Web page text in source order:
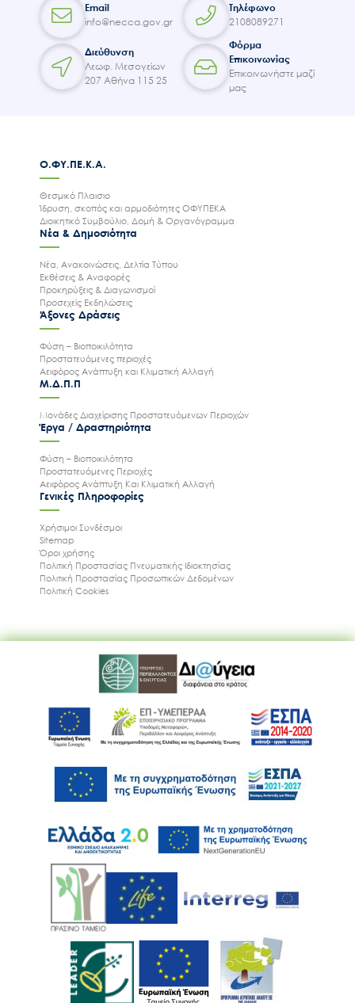
Email
info@necca.gov.gr
Τηλέφωνο
2108089271
Διεύθυνση
Λεωφ. Μεσογείων
207 Αθήνα 115 25
Φόρμα
Επικοινωνίας
Επικοινωνήστε μαζί
μας
Ο.ΦΥ.ΠΕ.Κ.Α.
Θεσμικό Πλαισιο
Ίδρυση, σκοπός και αρμοδιότητες ΟΦΥΠΕΚΑ
Διοικητικό Συμβούλιο, Δομή & Οργανόγραμμα
Νέα & Δημοσιότητα
Νέα, Ανακοινώσεις, Δελτία Τύπου
Εκθέσεις & Αναφορές
Προκηρύξεις & Διαγωνισμοί
Προσεχείς Εκδηλώσεις
Άξονες Δράσεις
Φύση – Βιοποικιλότητα
Προστατευόμενες περιοχές
Αειφόρος Ανάπτυξη και Κλιματική Αλλαγή
Μ.Δ.Π.Π
Μονάδες Διαχείρισης Προστατευόμενων Περιοχών
Έργα / Δραστηριότητα
Φύση – Βιοποικιλότητα
Προστατευόμενες Περιοχές
Αειφόρος Ανάπτυξη Και Κλιματική Αλλαγή
Γενικές Πληροφορίες
Χρήσιμοι Συνδέσμοι
Sitemap
Όροι χρήσης
Πολιτική Προστασίας Πνευματικής Ιδιοκτησίας
Πολιτική Προστασίας Προσωπικών Δεδομένων
Πολιτική Cookies